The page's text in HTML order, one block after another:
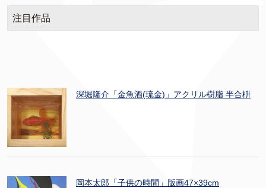
注目作品
深堀隆介「金魚酒(琉金)」アクリル樹脂 半合枡
岡本太郎「子供の時間」版画47×39cm